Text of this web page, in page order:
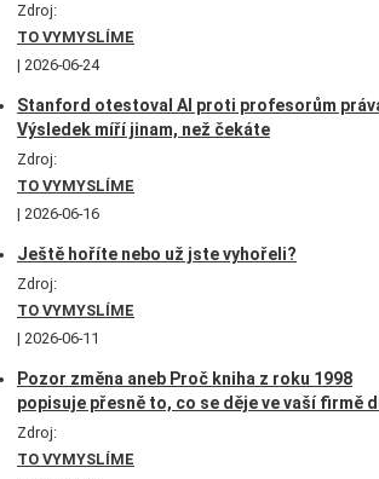
Zdroj:
TO VYMYSLÍME
2026-06-24
Stanford otestoval AI proti profesorům
Výsledek míří jinam, než čekáte
Zdroj:
TO VYMYSLÍME
2026-06-16
Ještě hoříte nebo už jste vyhořeli?
Zdroj:
TO VYMYSLÍME
2026-06-11
Pozor změna aneb Proč kniha z roku 1998
popisuje přesně to, co se děje ve vaší firmě
Zdroj:
TO VYMYSLÍME